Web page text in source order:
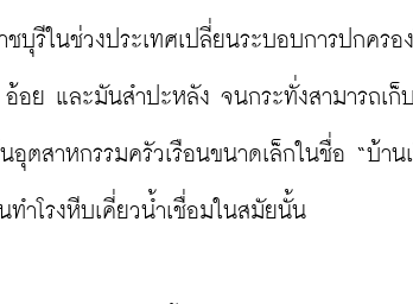
บุรีในช่วงประเทศเปลี่ยนระบอบการปกครอ
อย และมันสำปะหลัง จนกระทั่งสามารถเก็
ตสาหกรรมครัวเรือนขนาดเล็กในชื่อ “บ้าน
ทำโรงหีบเคี่ยวน้ำเชื่อมในสมัยนั้น